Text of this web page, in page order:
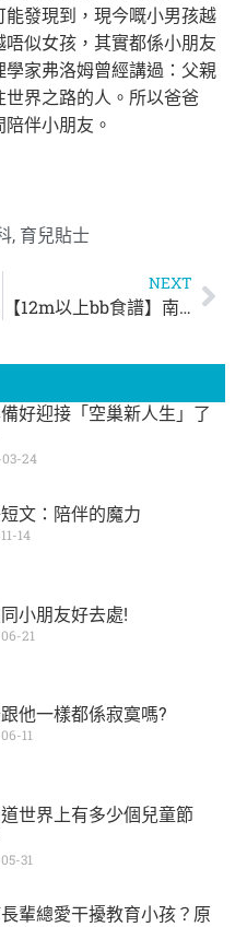
發現到，現今嘅小男孩越
似女孩，其實都係小朋友
家弗洛姆曾經講過：父親
界之路的人。所以爸爸
伴小朋友。
, 育兒貼士
NEXT
【12m以上bb食譜】南瓜煎餅
好迎接「空巢新人生」了
24
文：陪伴的魔力
14
小朋友好去處!
21
他一樣都係寂寞嗎?
11
世界上有多少個兒童節
31
輩總愛干擾教育小孩？原